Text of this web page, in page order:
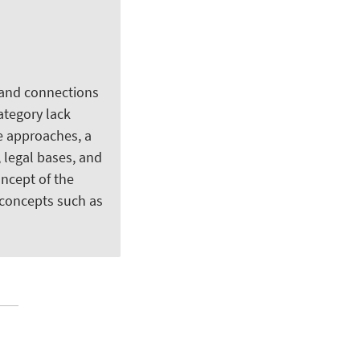
connections
lack
a
bases, and
of the
such as